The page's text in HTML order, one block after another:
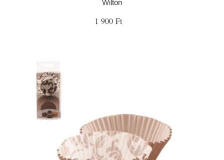
Wilton
1 900 Ft